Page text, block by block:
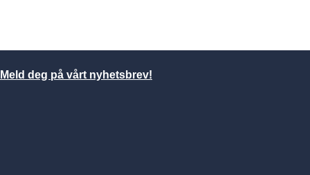
Meld deg på vårt nyhetsbrev!